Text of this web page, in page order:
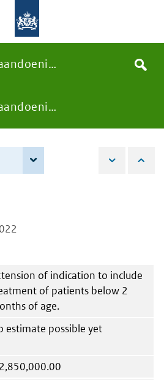
the
Search
of indication to include
of patients below 2
of age.
estimate possible yet
2,850,000.00